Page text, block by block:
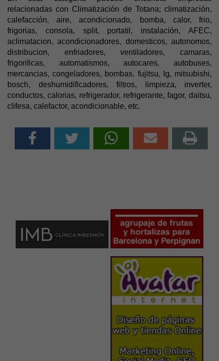
relacionadas con Climatización de Totana; climatización,
calefacción, aire, acondicionado, bomba, calor, frio,
frigorias, consola, split, portatil, instalación, AFEC,
aclimatacion, acondicionadores, domesticos, autonomos,
distribucion, enfriadores, ventiladores, camaras,
frigorificas, automatismos, autocares, autobuses,
mercancias, congeladores, bombas, fujitsu, lg, mitsubishi,
bosch, deshumidificadores, filtros, limpieza, inverter,
conductos, calorias, refrigerador, refrigerante, fagor, daitsu,
clifesa, calefactor, acondicionable, etc.